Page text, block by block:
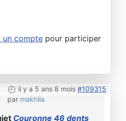
un compte pour participer
il y a 5 ans 8 mois #109315
par makhila
Couronne 46 dents